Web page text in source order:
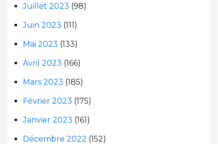
Juillet 2023 (98)
Juin 2023 (111)
Mai 2023 (133)
Avril 2023 (166)
Mars 2023 (185)
Février 2023 (175)
Janvier 2023 (161)
Décembre 2022 (152)